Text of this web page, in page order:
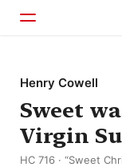
Home
Scopri
Cerca
Henry Cowell
Sweet
Virgin
HC 716 · “Sweet